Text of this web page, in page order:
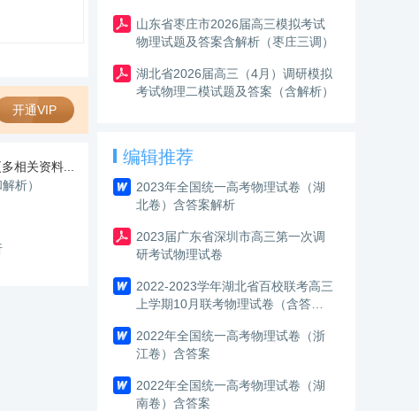
开通VIP
相关资料...
析）
山东省枣庄市2026届高三模拟考试
物理试题及答案含解析（枣庄三调）
湖北省2026届高三（4月）调研模拟
考试物理二模试题及答案（含解析）
编辑推荐
2023年全国统一高考物理试卷（湖
北卷）含答案解析
2023届广东省深圳市高三第一次调
研考试物理试卷
2022-2023学年湖北省百校联考高三
上学期10月联考物理试卷（含答
2022年全国统一高考物理试卷（浙
江卷）含答案
2022年全国统一高考物理试卷（湖
南卷）含答案